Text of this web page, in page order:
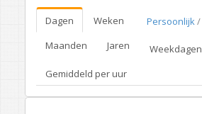
Persoonlijk /
Dagen
Weken
Maanden
Jaren
Weekdagen
Gemiddeld per uur